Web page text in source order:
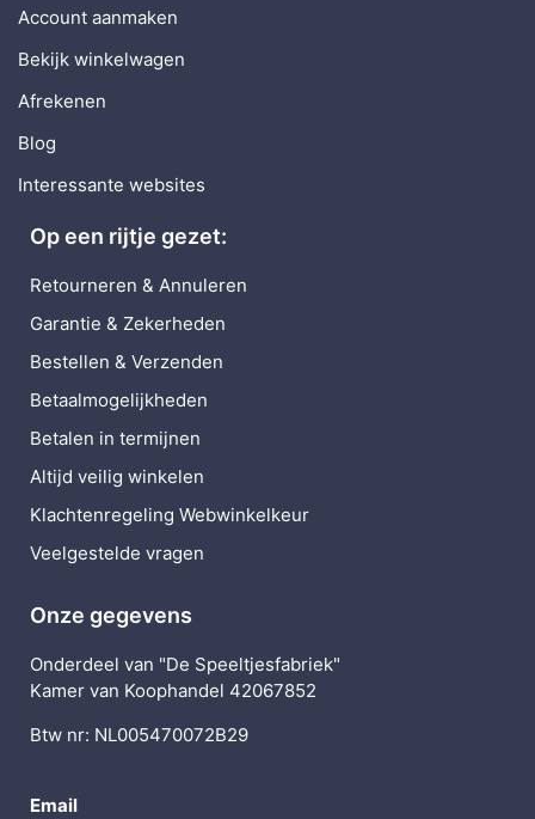
Account aanmaken
Bekijk winkelwagen
Afrekenen
Blog
Interessante websites
Op een rijtje gezet:
Retourneren & Annuleren
Garantie & Zekerheden
Bestellen & Verzenden
Betaalmogelijkheden
Betalen in termijnen
Altijd veilig winkelen
Klachtenregeling Webwinkelkeur
Veelgestelde vragen
Onze gegevens
Onderdeel van "De Speeltjesfabriek"
Kamer van Koophandel 42067852
Btw nr: NL005470072B29
Email